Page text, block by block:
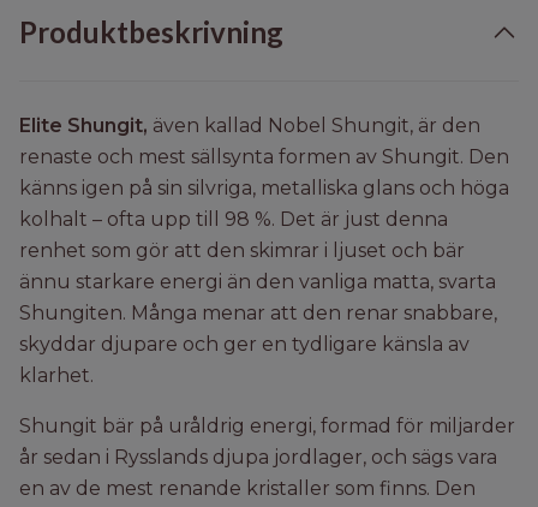
Produktbeskrivning
Elite Shungit, även kallad Nobel Shungit, är den
renaste och mest sällsynta formen av Shungit. Den
känns igen på sin silvriga, metalliska glans och höga
kolhalt – ofta upp till 98 %. Det är just denna
renhet som gör att den skimrar i ljuset och bär
ännu starkare energi än den vanliga matta, svarta
Shungiten. Många menar att den renar snabbare,
skyddar djupare och ger en tydligare känsla av
klarhet.
Shungit bär på uråldrig energi, formad för miljarder
år sedan i Rysslands djupa jordlager, och sägs vara
en av de mest renande kristaller som finns. Den